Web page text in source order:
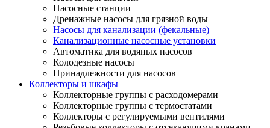
Насосные станции
Дренажные насосы для грязной воды
Насосы для канализации (фекальные)
Канализационные насосные установки
Автоматика для водяных насосов
Колодезные насосы
Принадлежности для насосов
Коллекторы и шкафы
Коллекторные группы с расходомерами
Коллекторные группы с термостатами
Коллекторы с регулируемыми вентилями